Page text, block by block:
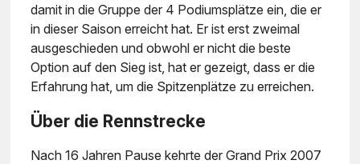
damit in die Gruppe der 4 Podiumsplätze ein, die er
in dieser Saison erreicht hat. Er ist erst zweimal
ausgeschieden und obwohl er nicht die beste
Option auf den Sieg ist, hat er gezeigt, dass er die
Erfahrung hat, um die Spitzenplätze zu erreichen.
Über die Rennstrecke
Nach 16 Jahren Pause kehrte der Grand Prix 2007